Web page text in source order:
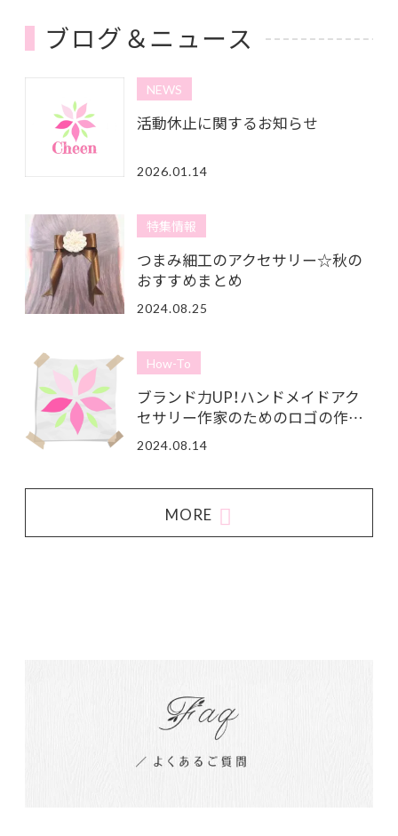
ブログ＆ニュース
NEWS
活動休止に関するお知らせ
2026.01.14
特集情報
つまみ細工のアクセサリー☆秋の
おすすめまとめ
2024.08.25
How-To
ブランド力UP！ハンドメイドアク
セサリー作家のためのロゴの作…
2024.08.14
MORE